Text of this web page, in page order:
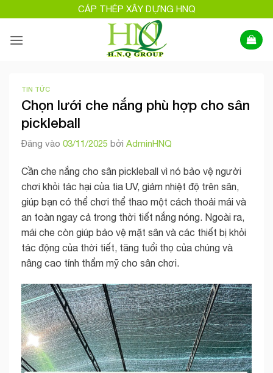
qua
nội
CÁP THÉP XÂY DỰNG HNQ
TIN TỨC
Chọn lưới che nắng phù hợp cho sân
pickleball
Đăng vào 03/11/2025 bởi AdminHNQ
Cần che nắng cho sân pickleball vì nó bảo vệ người
chơi khỏi tác hại của tia UV, giảm nhiệt độ trên sân,
giúp bạn có thể chơi thể thao một cách thoải mái và
an toàn ngay cả trong thời tiết nắng nóng. Ngoài ra,
mái che còn giúp bảo vệ mặt sân và các thiết bị khỏi
tác động của thời tiết, tăng tuổi thọ của chúng và
nâng cao tính thẩm mỹ cho sân chơi.